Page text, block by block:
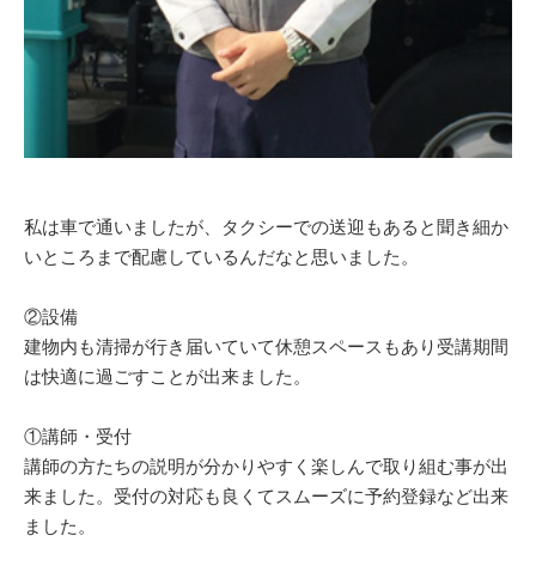
私は車で通いましたが、タクシーでの送迎もあると聞き細か
いところまで配慮しているんだなと思いました。
②設備
建物内も清掃が行き届いていて休憩スペースもあり受講期間
は快適に過ごすことが出来ました。
①講師・受付
講師の方たちの説明が分かりやすく楽しんで取り組む事が出
来ました。受付の対応も良くてスムーズに予約登録など出来
ました。